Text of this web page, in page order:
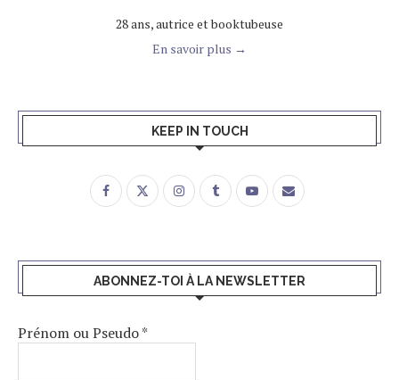
28 ans, autrice et booktubeuse
En savoir plus →
KEEP IN TOUCH
ABONNEZ-TOI À LA NEWSLETTER
Prénom ou Pseudo*